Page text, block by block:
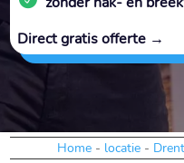
Direct gratis offerte →
Home - locatie -